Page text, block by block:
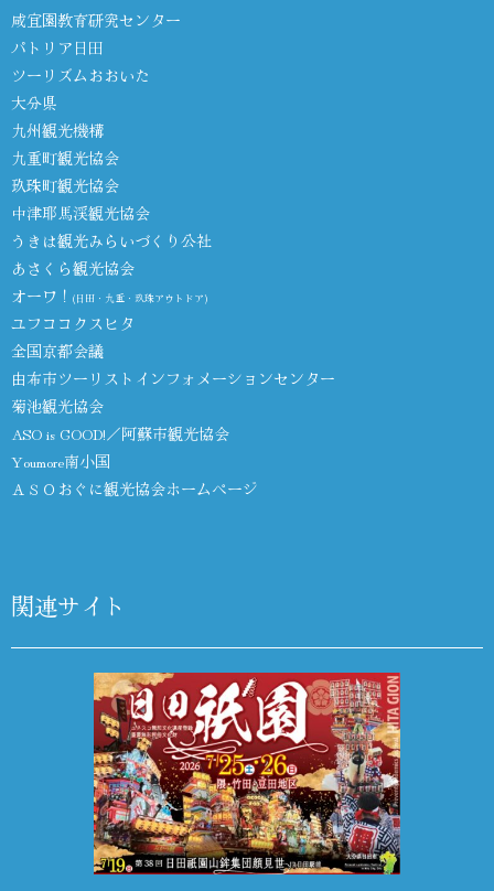
咸宜園教育研究センター
パトリア日田
ツーリズムおおいた
大分県
九州観光機構
九重町観光協会
玖珠町観光協会
中津耶馬渓観光協会
うきは観光みらいづくり公社
あさくら観光協会
オーワ！ (日田・九重・玖珠アウトドア)
ユフココクスヒタ
全国京都会議
由布市ツーリストインフォメーションセンター
菊池観光協会
ASO is GOOD!／阿蘇市観光協会
Youmore南小国
ＡＳＯおぐに観光協会ホームページ
関連サイト